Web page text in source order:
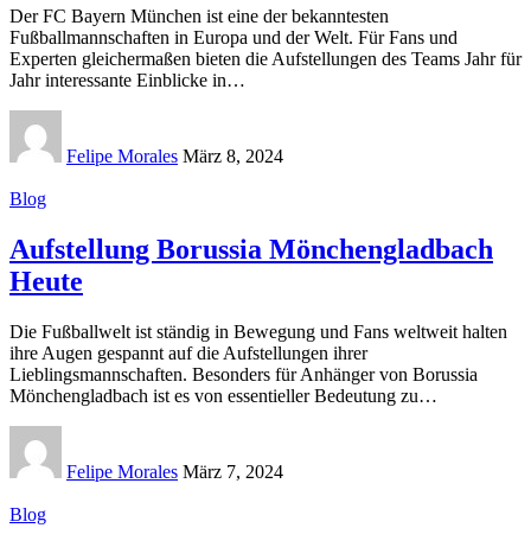
Der FC Bayern München ist eine der bekanntesten
Fußballmannschaften in Europa und der Welt. Für Fans und
Experten gleichermaßen bieten die Aufstellungen des Teams Jahr für
Jahr interessante Einblicke in…
Felipe Morales März 8, 2024
Blog
Aufstellung Borussia Mönchengladbach
Heute
Die Fußballwelt ist ständig in Bewegung und Fans weltweit halten
ihre Augen gespannt auf die Aufstellungen ihrer
Lieblingsmannschaften. Besonders für Anhänger von Borussia
Mönchengladbach ist es von essentieller Bedeutung zu…
Felipe Morales März 7, 2024
Blog